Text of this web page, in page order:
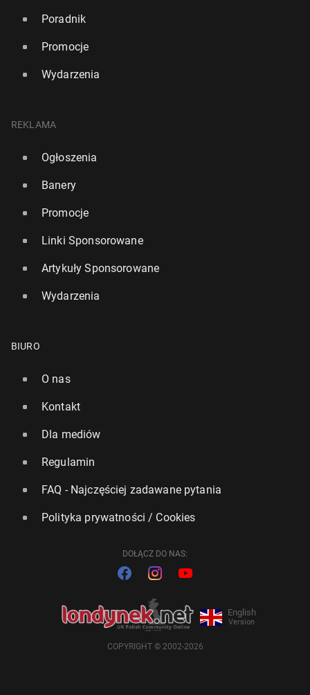
Poradnik
Promocje
Wydarzenia
REKLAMA
Ogłoszenia
Banery
Promocje
Linki Sponsorowane
Artykuły Sponsorowane
Wydarzenia
BIURO
O nas
Kontakt
Dla mediów
Regulamin
FAQ - Najczęściej zadawane pytania
Polityka prywatności / Cookies
DOŁĄCZ DO NAS:
English
Version
COPYRIGHT © 2002-2026